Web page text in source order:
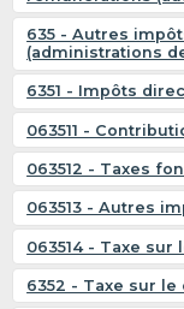
635 - Autres
(administrations
6351 - Impôts
063511 -
063512 - Taxes
063513 - Autres
063514 - Taxe
6352 - Taxe sur